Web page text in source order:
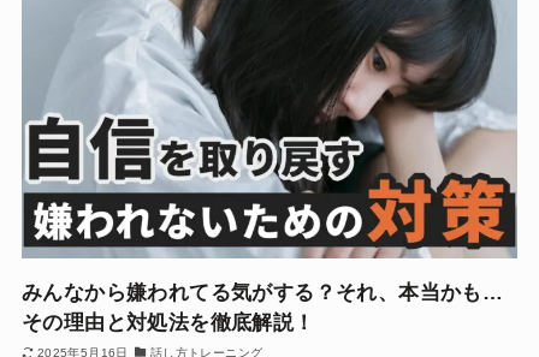
みんなから嫌われてる気がする？それ、本当かも…
その理由と対処法を徹底解説！
2025年5月16日 話し方トレーニング